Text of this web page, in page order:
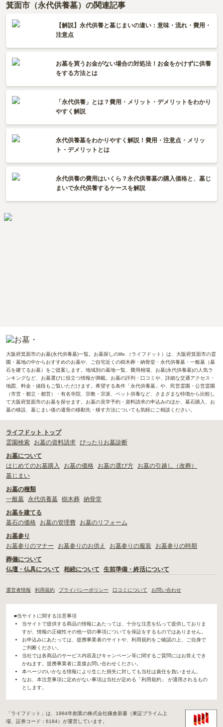
箕面市（永代供養墓）の関連記事
【解説】永代供養と墓じまいの違い：意味・流れ・費用・
注意点
お墓を買うお金がない場合の対処法！お金をかけずに供養
をする方法とは
「永代供養」とは？費用・メリット・デメリットをわかり
やすく解説
永代供養墓をわかりやすく解説！費用・注意点・メリッ
ト・デメリットとは
永代供養の費用はいくら？永代供養墓の購入価格と、墓じ
まいで永代供養するケースを解説
大阪府箕面市のお墓(永代供養墓)一覧。お墓探しのlife.（ライフドット）は、大阪府箕面市の霊
園・墓地の中からおすすめのお墓や、ご自宅近くの樹木葬・納骨堂・永代供養墓・一般墓（墓
石を建てるお墓）をご提案します。地域別の墓地一覧、費用相場、お墓(永代供養墓)の人気ラ
ンキングなど、お墓選びに役立つ情報が満載。お墓の評判・口コミや、詳細な交通アクセス・
地図、料金・値段もご覧いただけます。希望する条件「永代供養墓」や、民営霊園・公営霊園
（市営・都立・都営）・有名寺院、宗教・宗派、ペット供養など、さまざまな特徴から比較し
て大阪府箕面市のお墓を探せます。お墓の見学予約・資料請求の申込みのほか、墓石購入、お
墓の移設、墓じまい後の遺骨の移動先・移す方法についても気軽にご相談ください。
ライフドット トップ
霊園検索
お墓の資料請求 ぴったりお墓診断
お墓について
はじめてのお墓購入
お墓の価格 お墓の選び方
お墓の引越し（改葬）
墓じまい
お墓の種類
一般墓
永代供養墓 樹木葬 納骨堂
お墓を建てる
墓石の価格
お墓の管理費
お墓のリフォーム
お墓参り
お墓参りのマナー
お墓参りのお供え お墓参りの服装
お墓参りの時期
葬儀について
仏壇・仏具について
相続について 生前準備・終活について
運営者情報 利用規約 プライバシーポリシー 口コミについて お問い合わせ
■当サイトに関する注意事項
当サイトで提供する商品の情報にあたっては、十分な注意を払って提供しておりま
すが、情報の正確性その他一切の事項についてを保証をするものではありません。
お申込みにあたっては、提携事業者のサイトや、利用規約をご確認の上、ご自身で
ご判断ください。
当社では各商品のサービス内容及びキャンペーン等に関するご質問にはお答えでき
かねます。提携事業者に直接お問い合わせください。
本ページのいかなる情報により生じた損失に対しても当社は責任を負いません。
なお、本注意事項に定めがない事項は当社が定める「利用規約」 が適用されるもの
とします。
「ライフドット」は、1984年創業の株式会社鎌倉新書（東証プライム上
場、証券コード：6184）が運営しています。